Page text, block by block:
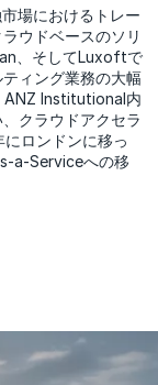
場におけるトレー
ウドベースのソリ
、そしてLuxoftで
ィング業務の大幅
ANZ Institutional内
クラウドアクセラ
ロンドンに移っ
a-Serviceへの移